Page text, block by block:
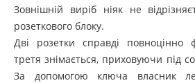
Зовнішній виріб ніяк не
розеткового блоку.
Дві розетки справді повноцінно
третя знімається, приховуючи під
За допомогою ключа власник